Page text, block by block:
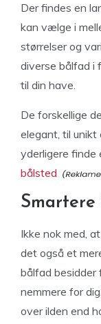
Der findes en
kan vælge i
størrelser og
diverse bålfad i
til din have.
De forskellige
elegant, til
yderligere finde
bålsted
Ikke nok med,
det også et
bålfad besidder
nemmere for
over ilden end